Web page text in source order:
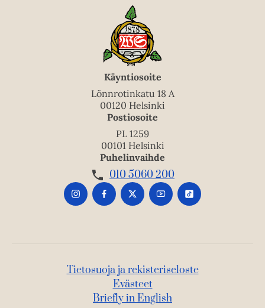
Käyntiosoite
Lönnrotinkatu 18 A
00120 Helsinki
Postiosoite
PL 1259
00101 Helsinki
Puhelinvaihde
010 5060 200
Tietosuoja ja rekisteriseloste
Evästeet
Briefly in English